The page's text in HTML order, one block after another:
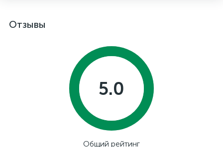
Отзывы
5.0
Общий рейтинг